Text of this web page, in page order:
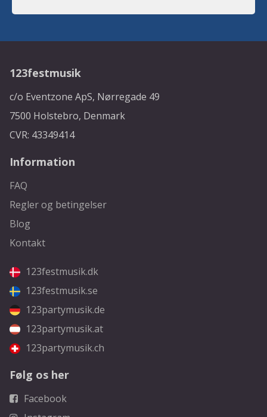
123festmusik
c/o Eventzone ApS, Nørregade 49
7500 Holstebro, Denmark
CVR: 43349414
Information
FAQ
Regler og betingelser
Blog
Kontakt
123festmusik.dk
123festmusik.se
123partymusik.de
123partymusik.at
123partymusik.ch
Følg os her
Facebook